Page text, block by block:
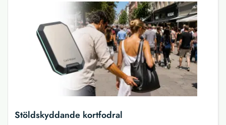
Stöldskyddande kortfodral